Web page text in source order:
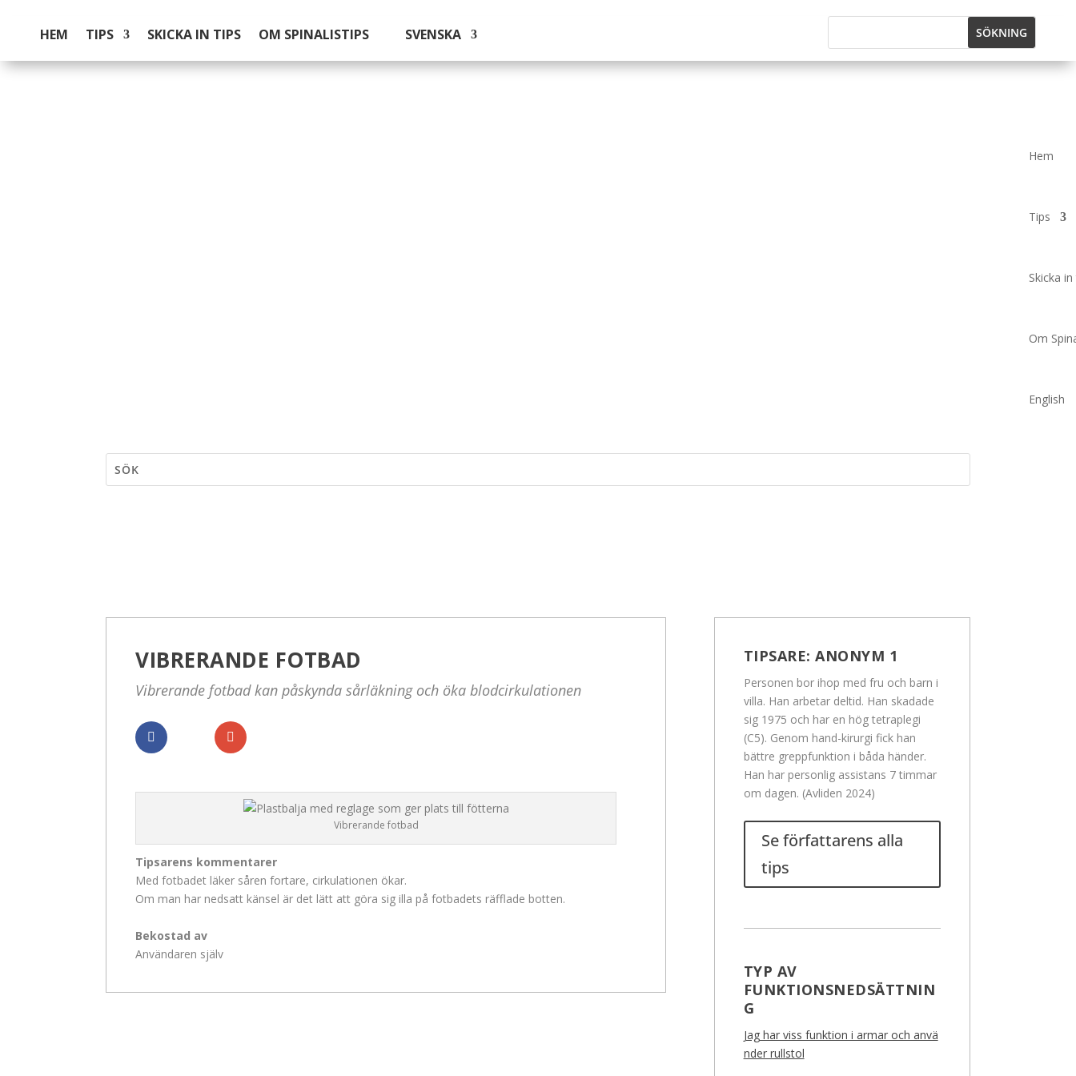
HEM TIPS SKICKA IN TIPS OM SPINALISTIPS SVENSKA
Hem
Tips
Skicka
Om
English
VIBRERANDE FOTBAD
Vibrerande fotbad kan påskynda sårläkning och öka blodcirkulationen
Vibrerande fotbad
Tipsarens kommentarer
Med fotbadet läker såren fortare, cirkulationen ökar.
Om man har nedsatt känsel är det lätt att göra sig illa på fotbadets räfflade botten.
Bekostad av
Användaren själv
TIPSARE:ANONYM 1
Personen bor ihop med fru och barn i
villa. Han arbetar deltid. Han skadade
sig 1975 och har en hög tetraplegi
(C5). Genom hand-kirurgi fick han
bättre greppfunktion i båda händer.
Han har personlig assistans 7 timmar
om dagen. (Avliden 2024)
Se författarens alla
tips
TYP AV
FUNKTIONSNEDSÄTTNIN
G
Jag har viss funktion i armar och anvä
nder rullstol